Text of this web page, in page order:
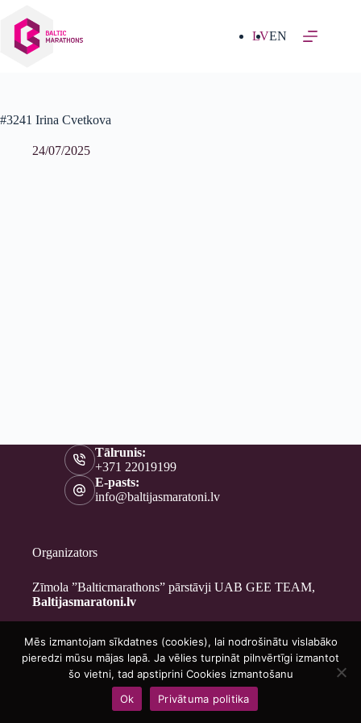
saturu
LVEN
#3241 Irina Cvetkova
24/07/2025
Tālrunis:
+371 22019199
E-pasts:
info@baltijasmaratoni.lv
Organizators
Zīmola ”Balticmarathons” pārstāvji UAB GEE TEAM,
Baltijasmaratoni.lv
Kontakti
Par mums
Brīvprātīgajiem
Privātuma politika
Copyright © 2026 - Baltijasmaratoni.lv
Mēs izmantojam sīkdatnes (cookies), lai nodrošinātu vislabāko
pieredzi mūsu mājas lapā. Ja vēlies turpināt pilnvērtīgi izmantot
šo vietni, tad apstiprini Cookies izmantošanu
Ok
Privātuma politika